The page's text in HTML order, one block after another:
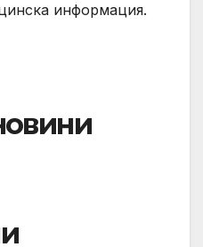
информация.